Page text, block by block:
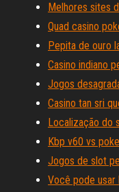
Melhores sites
Quad casino
Pepita de ouro
Casino indiano
Jogos
Casino tan sri
Localização do
Kbp v60 vs
Jogos de slot
Você pode usar